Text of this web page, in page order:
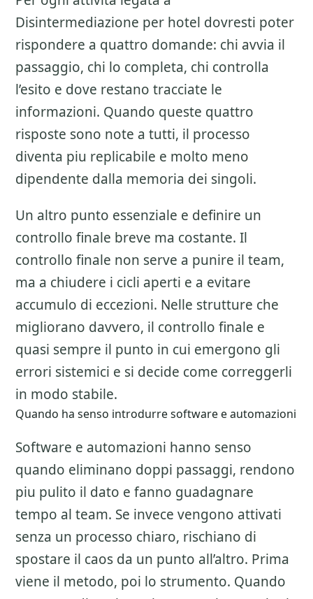
Disintermediazione per hotel dovresti poter
rispondere a quattro domande: chi avvia il
passaggio, chi lo completa, chi controlla
l’esito e dove restano tracciate le
informazioni. Quando queste quattro
risposte sono note a tutti, il processo
diventa piu replicabile e molto meno
dipendente dalla memoria dei singoli.
Un altro punto essenziale e definire un
controllo finale breve ma costante. Il
controllo finale non serve a punire il team,
ma a chiudere i cicli aperti e a evitare
accumulo di eccezioni. Nelle strutture che
migliorano davvero, il controllo finale e
quasi sempre il punto in cui emergono gli
errori sistemici e si decide come correggerli
in modo stabile.
Quando ha senso introdurre software e automazioni
Software e automazioni hanno senso
quando eliminano doppi passaggi, rendono
piu pulito il dato e fanno guadagnare
tempo al team. Se invece vengono attivati
senza un processo chiaro, rischiano di
spostare il caos da un punto all’altro. Prima
viene il metodo, poi lo strumento. Quando